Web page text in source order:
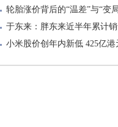
轮胎涨价背后的“温差”与“变
于东来：胖东来近半年累计
小米股价创年内新低 425亿